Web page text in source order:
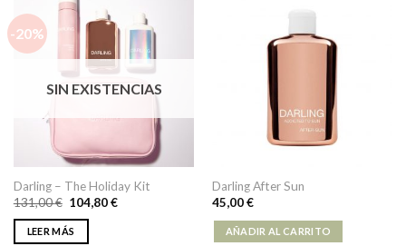
-20%
SIN EXISTENCIAS
Darling – The Holiday Kit
131,00€ 104,80€
LEER MÁS
Darling After Sun
45,00€
AÑADIR AL CARRITO